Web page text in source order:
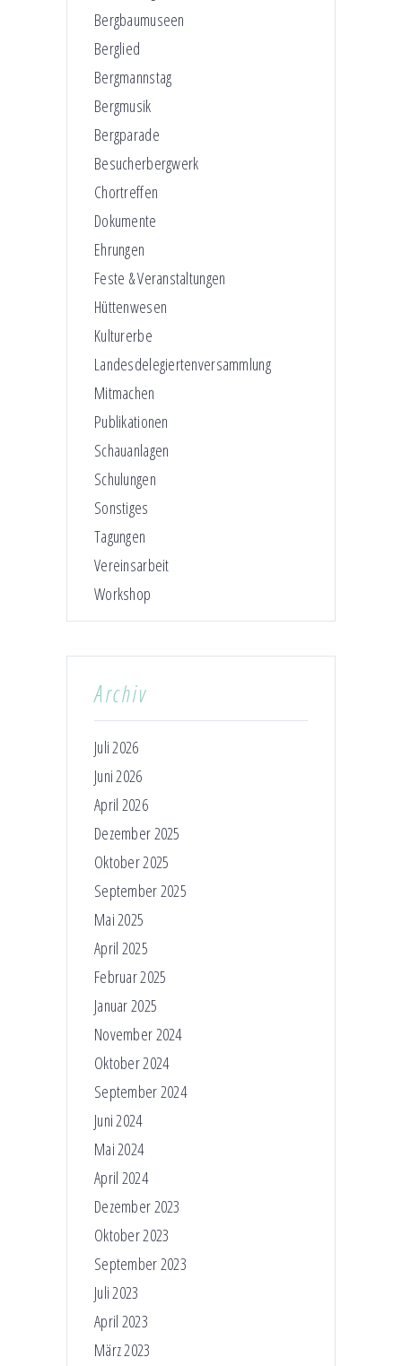
Bergbaumuseen
Berglied
Bergmannstag
Bergmusik
Bergparade
Besucherbergwerk
Chortreffen
Dokumente
Ehrungen
Feste & Veranstaltungen
Hüttenwesen
Kulturerbe
Landesdelegiertenversammlung
Mitmachen
Publikationen
Schauanlagen
Schulungen
Sonstiges
Tagungen
Vereinsarbeit
Workshop
Archiv
Juli 2026
Juni 2026
April 2026
Dezember 2025
Oktober 2025
September 2025
Mai 2025
April 2025
Februar 2025
Januar 2025
November 2024
Oktober 2024
September 2024
Juni 2024
Mai 2024
April 2024
Dezember 2023
Oktober 2023
September 2023
Juli 2023
April 2023
März 2023